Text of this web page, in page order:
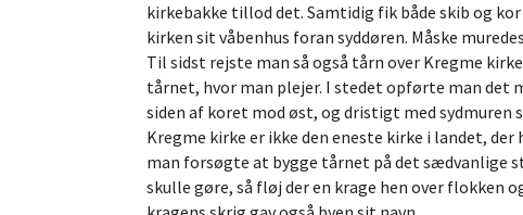
kirkebakke tillod det. Samtidig fik både skib og
kirken sit våbenhus foran syddøren. Måske
Til sidst rejste man så også tårn over Kregme
tårnet, hvor man plejer. I stedet opførte man det
siden af koret mod øst, og dristigt med sydmuren
Kregme kirke er ikke den eneste kirke i landet,
man forsøgte at bygge tårnet på det sædvanlige
skulle gøre, så fløj der en krage hen over flokken